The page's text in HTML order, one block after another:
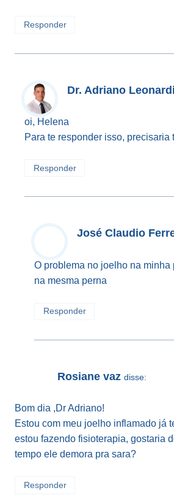
Responder
Dr. Adriano Leonardi
oi, Helena
Para te responder isso, precisaria
Responder
José Claudio
O problema no joelho na minha
na mesma perna
Responder
Rosiane vaz disse:
Bom dia ,Dr Adriano!
Estou com meu joelho inflamado já
estou fazendo fisioterapia, gostaria
tempo ele demora pra sara?
Responder